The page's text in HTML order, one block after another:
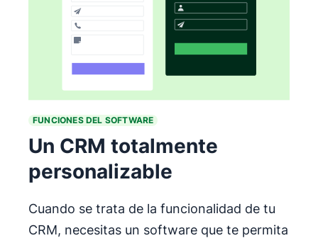
FUNCIONES DEL SOFTWARE
Un CRM totalmente
personalizable
Cuando se trata de la funcionalidad de tu
CRM, necesitas un software que te permita